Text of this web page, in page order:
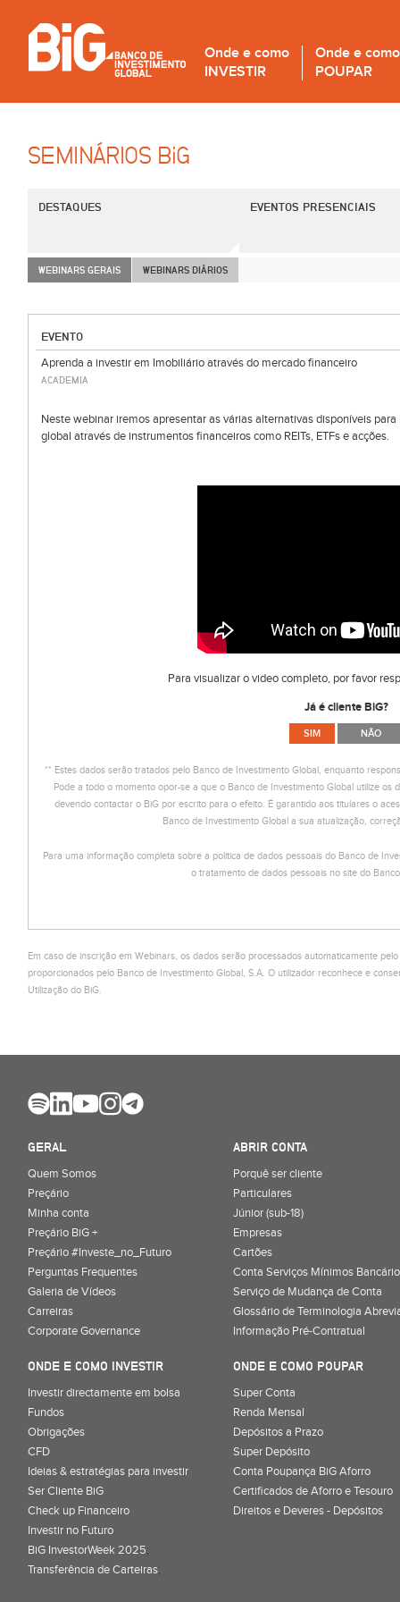
Onde e como
INVESTIR
Onde e como
POUPAR
SEMINÁRIOS BiG
DESTAQUES EVENTOS PRESENCIAIS
WEBINARS GERAIS WEBINARS DIÁRIOS
EVENTO
Aprenda a investir em Imobiliário através do mercado financeiro
ACADEMIA
Neste webinar iremos apresentar as várias alternativas disponíveis
global através de instrumentos financeiros como REITs, ETFs e acções.
Para visualizar o video completo, por favor
Já é cliente BiG?
SIM NÃO
** Estes dados serão tratados pelo Banco de Investimento Global, enquanto
Pode a todo o momento opor-se a que o Banco de Investimento Global utilize os
devendo contactar o BiG por escrito para o efeito. É garantido aos titulares o
Banco de Investimento Global a sua atualização,
Para uma informação completa sobre a política de dados pessoais do Banco de
o tratamento de dados pessoais no site do
Em caso de inscrição em Webinars, os dados serão processados automaticamente
proporcionados pelo Banco de Investimento Global, S.A. O utilizador reconhece e
Utilização do BiG.
GERAL
Quem Somos
Preçário
Minha conta
Preçário BiG +
Preçário #Investe_no_Futuro
Perguntas Frequentes
Galeria de Vídeos
Carreiras
Corporate Governance
ABRIR CONTA
Porquê ser cliente
Particulares
Júnior (sub-18)
Empresas
Cartões
Conta Serviços Mínimos
Serviço de Mudança de Conta
Glossário de Terminologia
Informação Pré-Contratual
ONDE E COMO INVESTIR
Investir directamente em bolsa
Fundos
Obrigações
CFD
Ideias & estratégias para investir
Ser Cliente BiG
Check up Financeiro
Investir no Futuro
BiG InvestorWeek 2025;
Transferência de Carteiras;
ONDE E COMO POUPAR
Super Conta
Renda Mensal
Depósitos a Prazo
Super Depósito
Conta Poupança BiG Aforro
Certificados de Aforro e Tesouro
Direitos e Deveres - Depósitos